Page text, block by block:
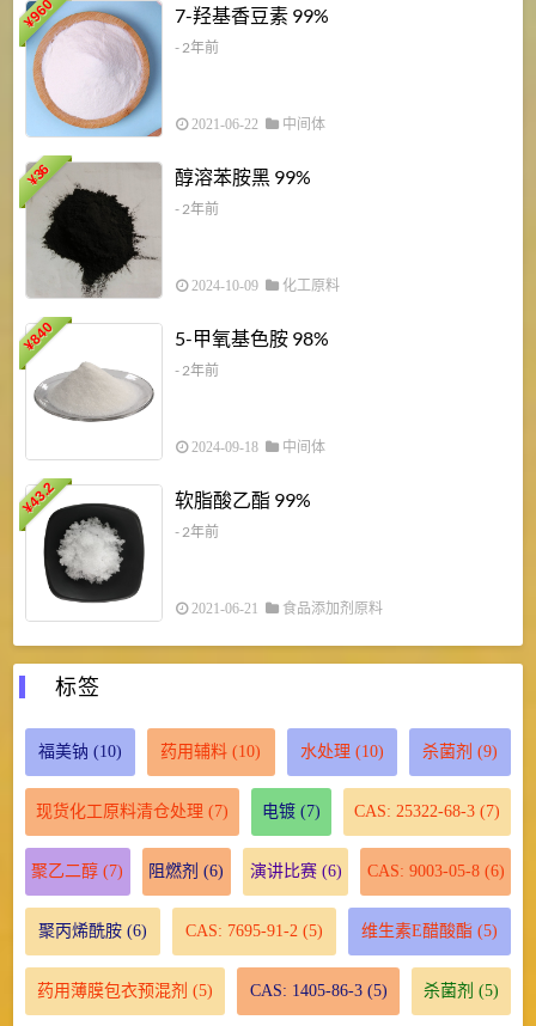
¥
960 7-羟基香豆素 99%
- 2年前
2021-06-22 中间体
¥
36 醇溶苯胺黑 99%
- 2年前
2024-10-09 化工原料
¥
840 5-甲氧基色胺 98%
- 2年前
2024-09-18 中间体
¥
43.2 软脂酸乙酯 99%
- 2年前
2021-06-21 食品添加剂原料
标签
福美钠 (10) 药用辅料 (10) 水处理 (10) 杀菌剂 (9)
现货化工原料清仓处理 (7) 电镀 (7) CAS: 25322-68-3 (7)
聚乙二醇 (7) 阻燃剂 (6) 演讲比赛(6) CAS: 9003-05-8(6)
聚丙烯酰胺(6) CAS: 7695-91-2 (5) 维生素E醋酸酯 (5)
药用薄膜包衣预混剂 (5) CAS: 1405-86-3(5) 杀菌剂 (5)